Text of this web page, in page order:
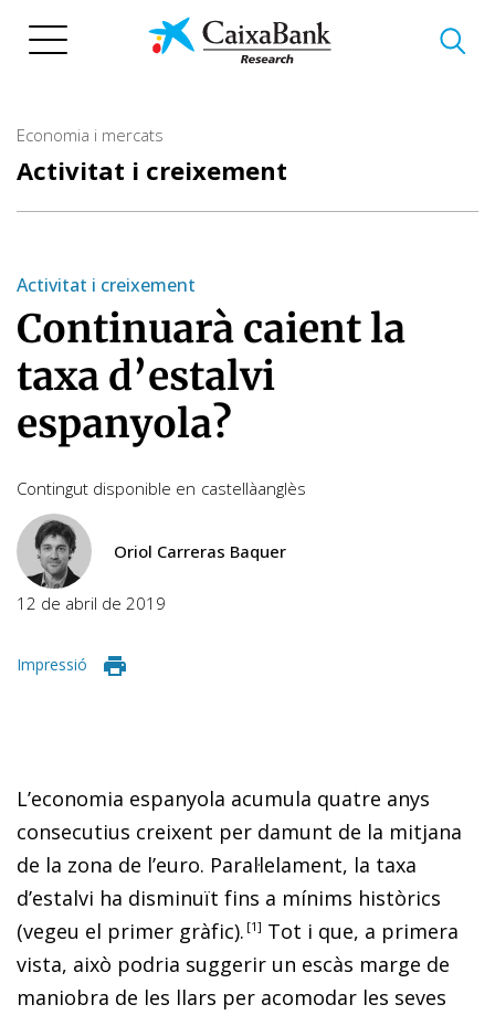
Economia i mercats
Activitat i creixement
Activitat i creixement
Continuarà caient la
taxa d’estalvi
espanyola?
Contingut disponible en castellàanglès
Oriol Carreras Baquer
12 de abril de 2019
Impressió
L’economia espanyola acumula quatre anys
consecutius creixent per damunt de la mitjana
de la zona de l’euro. Paral·lelament, la taxa
d’estalvi ha disminuït fins a mínims històrics
(vegeu el primer gràfic). 1
Tot i que, a primera
vista, això podria suggerir un escàs marge de
maniobra de les llars per acomodar les seves